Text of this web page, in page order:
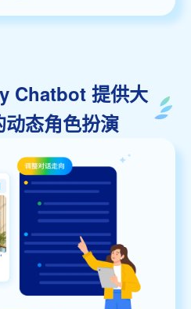
Chatbot 提供大
态角色扮演